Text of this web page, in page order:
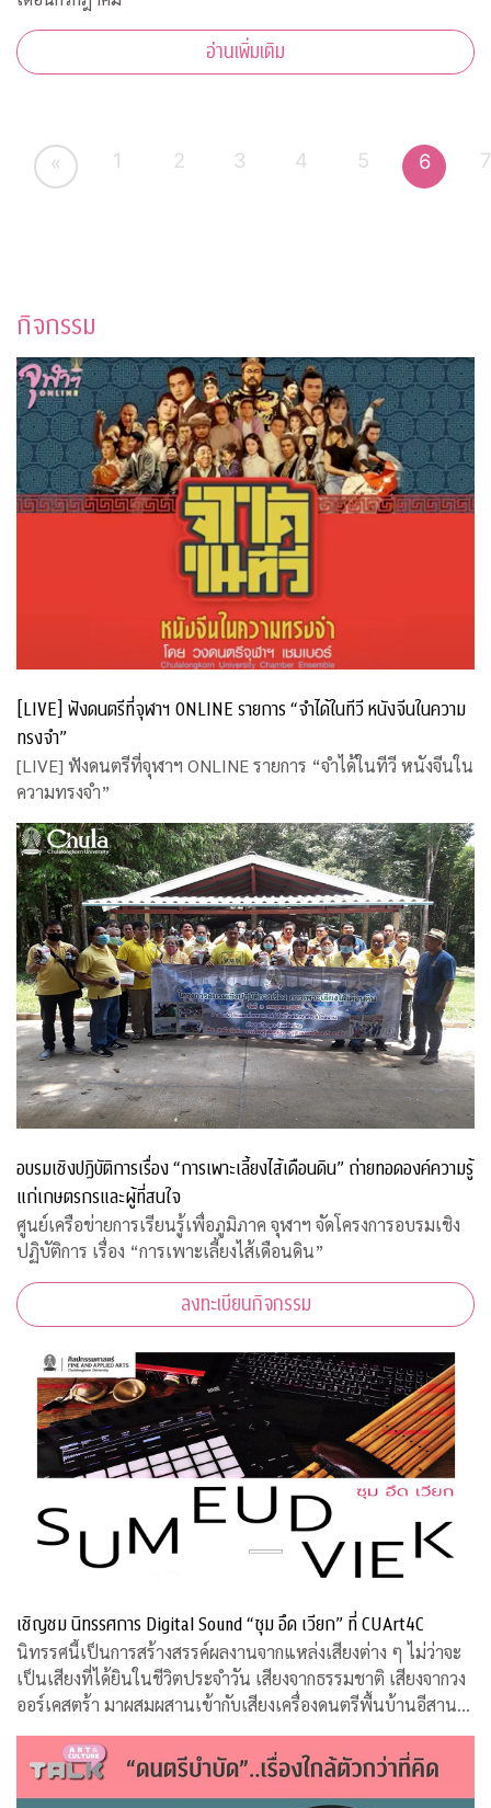
อ่านเพิ่มเติม
« 1 2 3 4 5 6 7
กิจกรรม
[LIVE] ฟังดนตรีที่จุฬาฯ ONLINE รายการ “จำได้ในทีวี หนังจีนในความ
ทรงจำ”
[LIVE] ฟังดนตรีที่จุฬาฯ ONLINE รายการ “จำได้ในทีวี หนังจีนใน
ความทรงจำ”
อบรมเชิงปฏิบัติการเรื่อง “การเพาะเลี้ยงไส้เดือนดิน” ถ่ายทอดองค์ความรู้
แก่เกษตรกรและผู้ที่สนใจ
ศูนย์เครือข่ายการเรียนรู้เพื่อภูมิภาค จุฬาฯ จัดโครงการอบรมเชิง
ปฏิบัติการ เรื่อง “การเพาะเลี้ยงไส้เดือนดิน”
ลงทะเบียนกิจกรรม
เชิญชม นิทรรศการ Digital Sound “ซุม อึด เวียก” ที่ CUArt4C
นิทรรศนี้เป็นการสร้างสรรค์ผลงานจากแหล่งเสียงต่าง ๆ ไม่ว่าจะ
เป็นเสียงที่ได้ยินในชีวิตประจำวัน เสียงจากธรรมชาติ เสียงจากวง
ออร์เคสตร้า มาผสมผสานเข้ากับเสียงเครื่องดนตรีพื้นบ้านอีสานที่
คุ้นหู ผ่านกระบวนการและเทคนิคทางด้านดิจิทัล